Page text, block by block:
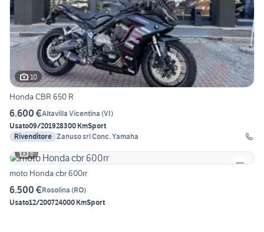
10
Honda CBR 650 R
6.600 €Altavilla Vicentina (VI)
Usato09/201928300 KmSport
Rivenditore Zanuso srl Conc. Yamaha
6
moto Honda cbr 600rr
6.500 €Rosolina (RO)
Usato12/200724000 KmSport